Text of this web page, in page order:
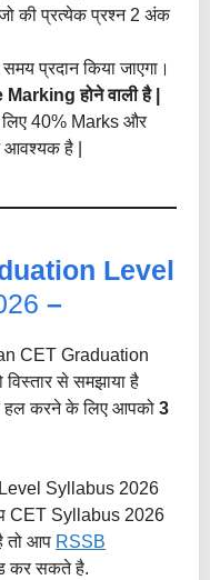
की प्रत्येक प्रश्न 2 अंक
प्रदान किया जाएगा।
होने वाली है |
40% Marks और
है |
Level
–
CET Graduation
से समझाया है
हल करने के लिए आपको 3
Syllabus 2026
CET Syllabus 2026
तो आप RSSB
कर सकते है.